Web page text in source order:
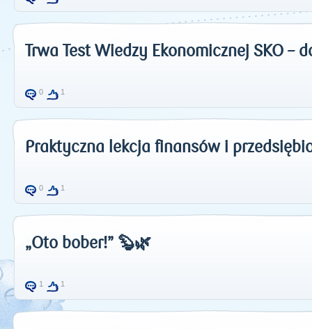
Trwa Test Wiedzy Ekonomicznej SKO –
0 1
Praktyczna lekcja finansów i
0 1
„Oto bober!” 🦫🌿
1 1